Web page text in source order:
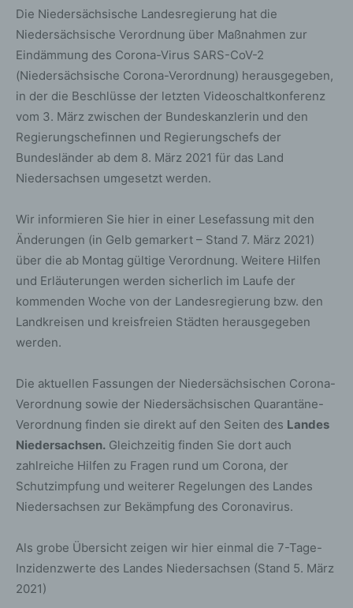
Die Niedersächsische Landesregierung hat die
Niedersächsische Verordnung über Maßnahmen zur
Eindämmung des Corona-Virus SARS-CoV-2
(Niedersächsische Corona-Verordnung) herausgegeben,
in der die Beschlüsse der letzten Videoschaltkonferenz
vom 3. März zwischen der Bundeskanzlerin und den
Regierungschefinnen und Regierungschefs der
Bundesländer ab dem 8. März 2021 für das Land
Niedersachsen umgesetzt werden.
Wir informieren Sie hier in einer Lesefassung mit den
Änderungen (in Gelb gemarkert – Stand 7. März 2021)
über die ab Montag gültige Verordnung. Weitere Hilfen
und Erläuterungen werden sicherlich im Laufe der
kommenden Woche von der Landesregierung bzw. den
Landkreisen und kreisfreien Städten herausgegeben
werden.
Die aktuellen Fassungen der Niedersächsischen Corona-
Verordnung sowie der Niedersächsischen Quarantäne-
Verordnung finden sie direkt auf den Seiten des Landes
Niedersachsen. Gleichzeitig finden Sie dort auch
zahlreiche Hilfen zu Fragen rund um Corona, der
Schutzimpfung und weiterer Regelungen des Landes
Niedersachsen zur Bekämpfung des Coronavirus.
Als grobe Übersicht zeigen wir hier einmal die 7-Tage-
Inzidenzwerte des Landes Niedersachsen (Stand 5. März
2021)